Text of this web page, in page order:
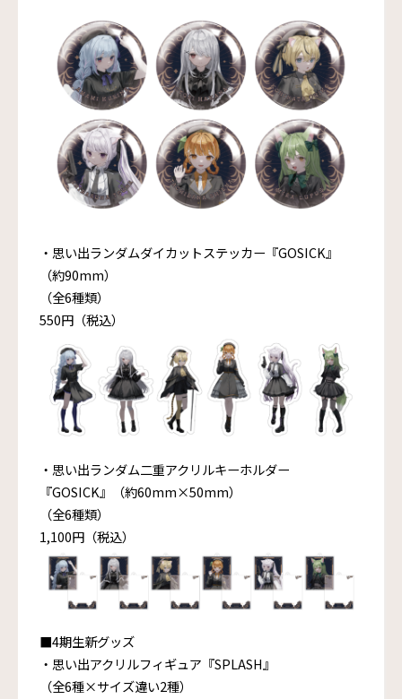
・思い出ランダムダイカットステッカー『GOSICK』
（約90mm）
（全6種類）
550円（税込）
・思い出ランダム二重アクリルキーホルダー
『GOSICK』（約60mm×50mm）
（全6種類）
1,100円（税込）
■4期生新グッズ
・思い出アクリルフィギュア『SPLASH』
（全6種×サイズ違い2種）